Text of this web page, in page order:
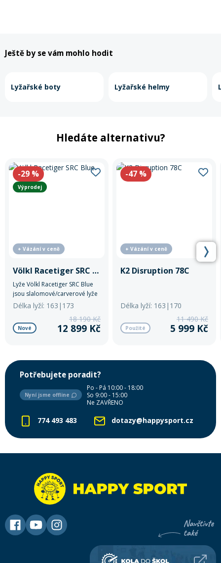
Ještě by se vám mohlo hodit
Lyžařské boty Lyžařské helmy
Hledáte alternativu?
-29 %
Výprodej
+ Vázání v ceně
Völkl Racetiger SRC Blue
Lyže Völkl Racetiger SRC Blue
jsou slalomové/carverové lyže
pro pokročilé lyžaře.
Délka lyží: 163|173
Nové
18 190 Kč
12 899 Kč
-47 %
+ Vázání v ceně
K2 Disruption 78C
Délka lyží: 163|170
Použité
11 490 Kč
5 999 Kč
Potřebujete poradit?
Nyní jsme offline
Po - Pá 10:00 - 18:00
So 9:00 - 15:00
Ne ZAVŘENO
774 493 483 dotazy@happysport.cz